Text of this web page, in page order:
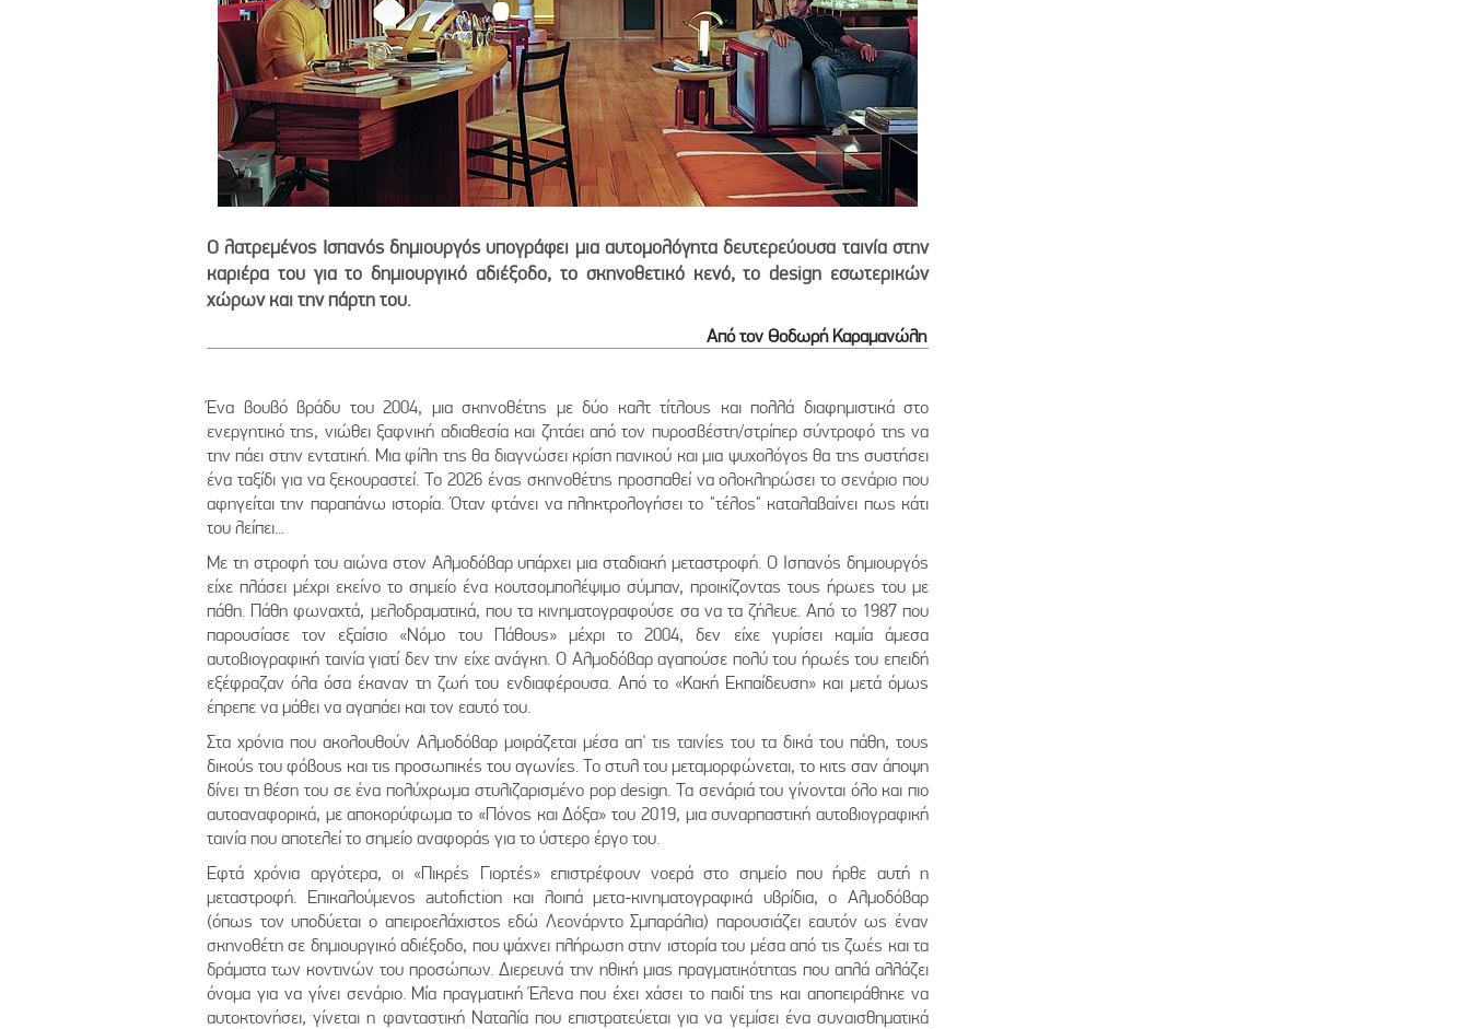
Ο λατρεμένος Ισπανός δημιουργός υπογράφει μια αυτομολόγητα δευτερεύουσα ταινία στην
καριέρα του για το δημιουργικό αδιέξοδο, το σκηνοθετικό κενό, το design εσωτερικών
χώρων και την πάρτη του.
Από τον Θοδωρή Καραμανώλη
Ένα βουβό βράδυ του 2004, μια σκηνοθέτης με δύο καλτ τίτλους και πολλά διαφημιστικά στο
ενεργητικό της, νιώθει ξαφνική αδιαθεσία και ζητάει από τον πυροσβέστη/στρίπερ σύντροφό της να
την πάει στην εντατική. Μια φίλη της θα διαγνώσει κρίση πανικού και μια ψυχολόγος θα της συστήσει
ένα ταξίδι για να ξεκουραστεί. Το 2026 ένας σκηνοθέτης προσπαθεί να ολοκληρώσει το σενάριο που
αφηγείται την παραπάνω ιστορία. Όταν φτάνει να πληκτρολογήσει το "τέλος" καταλαβαίνει πως κάτι
του λείπει...
Με τη στροφή του αιώνα στον Αλμοδόβαρ υπάρχει μια σταδιακή μεταστροφή. Ο Ισπανός δημιουργός
είχε πλάσει μέχρι εκείνο το σημείο ένα κουτσομπολέψιμο σύμπαν, προικίζοντας τους ήρωες του με
πάθη. Πάθη φωναχτά, μελοδραματικά, που τα κινηματογραφούσε σα να τα ζήλευε. Από το 1987 που
παρουσίασε τον εξαίσιο «Νόμο του Πάθους» μέχρι το 2004, δεν είχε γυρίσει καμία άμεσα
αυτοβιογραφική ταινία γιατί δεν την είχε ανάγκη. Ο Αλμοδόβαρ αγαπούσε πολύ του ήρωές του επειδή
εξέφραζαν όλα όσα έκαναν τη ζωή του ενδιαφέρουσα. Από το «Κακή Εκπαίδευση» και μετά όμως
έπρεπε να μάθει να αγαπάει και τον εαυτό του.
Στα χρόνια που ακολουθούν Αλμοδόβαρ μοιράζεται μέσα απ' τις ταινίες του τα δικά του πάθη, τους
δικούς του φόβους και τις προσωπικές του αγωνίες. Το στυλ του μεταμορφώνεται, το κιτς σαν άποψη
δίνει τη θέση του σε ένα πολύχρωμα στυλιζαρισμένο pop design. Τα σενάριά του γίνονται όλο και πιο
αυτοαναφορικά, με αποκορύφωμα το «Πόνος και Δόξα» του 2019, μια συναρπαστική αυτοβιογραφική
ταινία που αποτελεί το σημείο αναφοράς για το ύστερο έργο του.
Εφτά χρόνια αργότερα, οι «Πικρές Γιορτές» επιστρέφουν νοερά στο σημείο που ήρθε αυτή η
μεταστροφή. Επικαλούμενος autofiction και λοιπά μετα-κινηματογραφικά υβρίδια, ο Αλμοδόβαρ
(όπως τον υποδύεται ο απειροελάχιστος εδώ Λεονάρντο Σμπαράλια) παρουσιάζει εαυτόν ως έναν
σκηνοθέτη σε δημιουργικό αδιέξοδο, που ψάχνει πλήρωση στην ιστορία του μέσα από τις ζωές και τα
δράματα των κοντινών του προσώπων. Διερευνά την ηθική μιας πραγματικότητας που απλά αλλάζει
όνομα για να γίνει σενάριο. Μία πραγματική Έλενα που έχει χάσει το παιδί της και αποπειράθηκε να
αυτοκτονήσει, γίνεται η φανταστική Ναταλία που επιστρατεύεται για να γεμίσει ένα συναισθηματικά